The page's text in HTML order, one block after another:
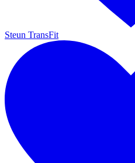
Steun TransFit